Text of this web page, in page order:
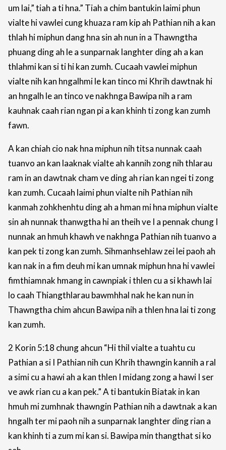
um lai,” tiah a ti hna.” Tiah a chim bantukin laimi phun
vialte hi vawlei cung khuaza ram kip ah Pathian nih a kan
thlah hi miphun dang hna sin ah nun in a Thawngtha
phuang ding ah le a sunparnak langhter ding ah a kan
thlahmi kan si ti hi kan zumh. Cucaah vawlei miphun
vialte nih kan hngalhmi le kan tinco mi Khrih dawtnak hi
an hngalh le an tinco ve nakhnga Bawipa nih a ram
kauhnak caah rian ngan pi a kan khinh ti zong kan zumh
fawn.
A kan chiah cio nak hna miphun nih titsa nunnak caah
tuanvo an kan laaknak vialte ah kannih zong nih thlarau
ram in an dawtnak cham ve ding ah rian kan ngei ti zong
kan zumh. Cucaah laimi phun vialte nih Pathian nih
kanmah zohkhenhtu ding ah a hman mi hna miphun vialte
sin ah nunnak thanwgtha hi an theih ve I a pennak chung I
nunnak an hmuh khawh ve nakhnga Pathian nih tuanvo a
kan pek ti zong kan zumh. Sihmanhsehlaw zei lei paoh ah
kan nak in a fim deuh mi kan umnak miphun hna hi vawlei
fimthiamnak hmang in cawnpiak i thlen cu a si khawh lai
lo caah Thiangthlarau bawmhhal nak he kan nun in
Thawngtha chim ahcun Bawipa nih a thlen hna lai ti zong
kan zumh.
2 Korin 5:18 chung ahcun “Hi thil vialte a tuahtu cu
Pathian a si I Pathian nih cun Khrih thawngin kannih a ral
a simi cu a hawi ah a kan thlen I midang zong a hawi I ser
ve awk rian cu a kan pek.” A ti bantukin Biatak in kan
hmuh mi zumhnak thawngin Pathian nih a dawtnak a kan
hngalh ter mi paoh nih a sunparnak langhter ding rian a
kan khinh ti a zum mi kan si. Bawipa min thangthat si ko